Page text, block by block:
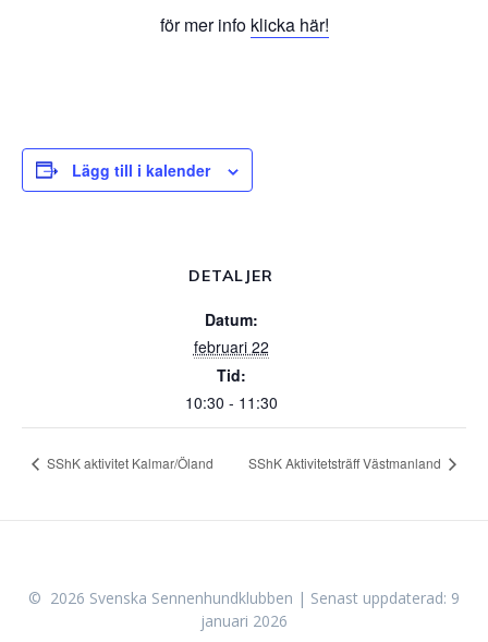
för mer info klicka här!
Lägg till i kalender
DETALJER
Datum:
februari 22
Tid:
10:30 - 11:30
SShK aktivitet Kalmar/Öland SShK Aktivitetsträff Västmanland
© 2026 Svenska Sennenhundklubben | Senast uppdaterad: 9
januari 2026